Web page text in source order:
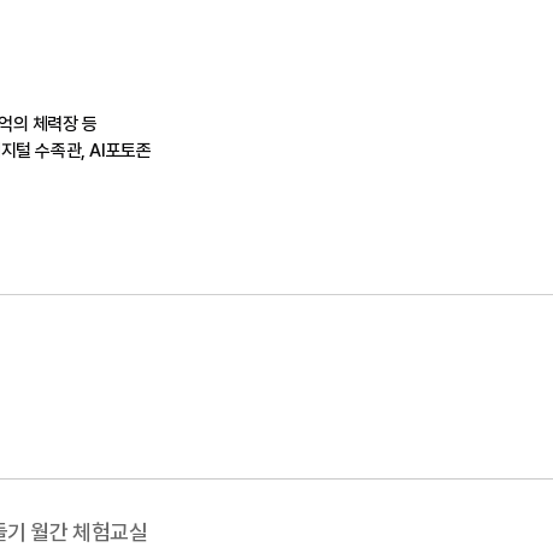
의 체력장 등
털 수족관, AI포토존
월 테라리움만들기 월간 체험교실